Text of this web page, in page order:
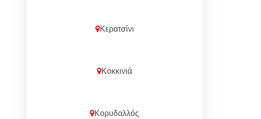
Κερατσίνι
Κοκκινιά
Κορυδαλλός